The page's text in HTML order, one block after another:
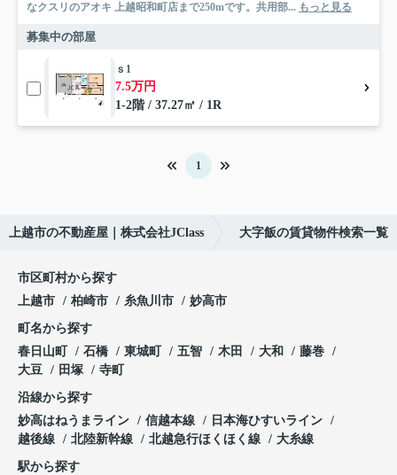
なクスリのアオキ 上越昭和町店まで250mです。共用部... もっと見る
募集中の部屋
ｓ1
7.5万円
1-2階 / 37.27㎡ / 1R
1
上越市の不動産屋｜株式会社JClass 大字飯の賃貸物件検索一覧
市区町村から探す
上越市
柏崎市 糸魚川市 妙高市
町名から探す
春日山町
石橋 東城町 五智 木田 大和
藤巻
大豆
田塚 寺町
沿線から探す
妙高はねうまライン
信越本線
日本海ひすいライン
越後線
北陸新幹線 北越急行ほくほく線 大糸線
駅から探す